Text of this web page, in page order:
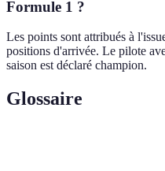
Formule 1 ?
Les points sont attribués à
positions d'arrivée. Le pilote
saison est déclaré champion.
Glossaire